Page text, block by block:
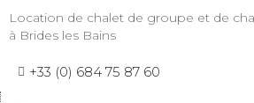
Location de chalet de groupe et de
à Brides les Bains
+33 (0) 684 75 87 60